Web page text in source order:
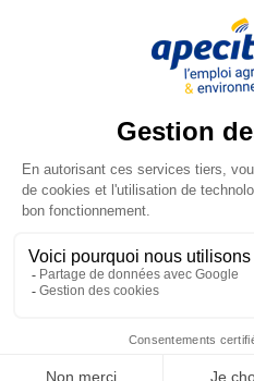
Entreprise
Centre de formation